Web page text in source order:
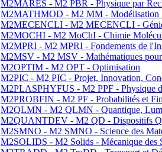
M2MARES - M2 PBR - Physique par
M2MATHMOD - M2 MM - Modélisation
M2MECENCLI - M2 MECENCLI -
M2MOCHI - M2 MoChI - Chimie
M2MPRI - M2 MPRI - Fondements de
M2MSV - M2 MSV - Mathématiques
M2OPTIM - M2 OPT - Optimisation
M2PIC - M2 PIC - Projet, Innovation,
M2PLASPHYFUS - M2 PPF - Physique
M2PROBFIN - M2 PF - Probabilités et
M2QLMN - M2 QLMN - Quantique,
M2QUANTDEV - M2 QD - Dispositifs
M2SMNO - M2 SMNO - Science des
M2SOLIDS - M2 Solids - Mécanique des